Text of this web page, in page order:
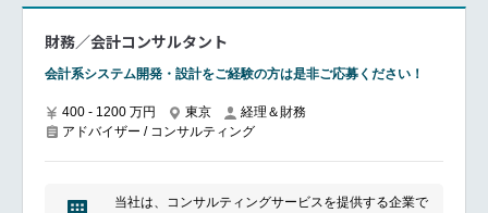
財務／会計コンサルタント
会計系システム開発・設計をご経験の方は是非ご応募ください！
400 - 1200 万円 東京
経理＆財務
アドバイザー / コンサルティング
当社は、コンサルティングサービスを提供する企業で